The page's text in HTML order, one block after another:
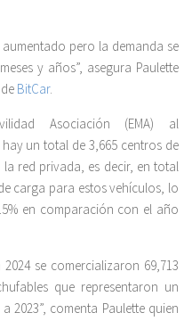
pero la demanda se
y años”, asegura Paulette
BitCar.
Asociación (EMA) al
un total de 3,665 centros de
red privada, es decir, en total
carga para estos vehículos, lo
en comparación con el año
2024 se comercializaron 69,713
que representaron un
2023”, comenta Paulette quien